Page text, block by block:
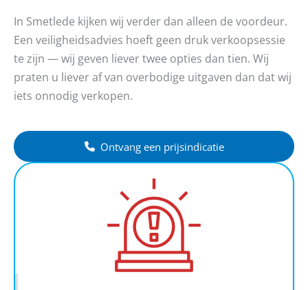
In Smetlede kijken wij verder dan alleen de voordeur.
Een veiligheidsadvies hoeft geen druk verkoopsessie
te zijn — wij geven liever twee opties dan tien. Wij
praten u liever af van overbodige uitgaven dan dat wij
iets onnodig verkopen.
Ontvang een prijsindicatie